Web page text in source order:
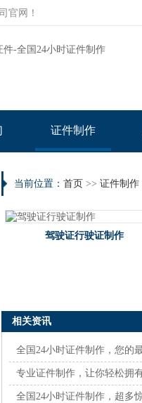
官网！
证件制作
当前位置： 首页 >> 证件制作
驾驶证行驶证制作
相关资讯
全国24小时证件制作，您的
专业证件制作，让你轻松拥
全国24小时证件制作，超多